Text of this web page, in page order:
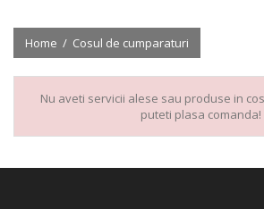
Home / Cosul de cumparaturi
Nu aveti servicii alese sau produse in
puteti plasa comanda!